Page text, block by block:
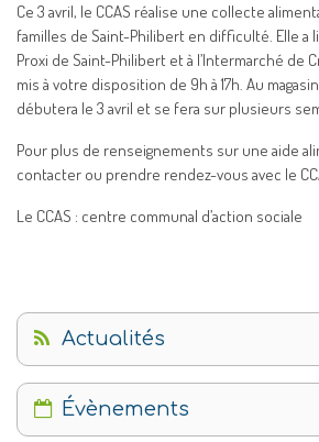
Ce 3 avril, le CCAS réalise une collecte
familles de Saint-Philibert en difficulté. Elle a
Proxi de Saint-Philibert et à l’Intermarché de
mis à votre disposition de 9h à 17h. Au
débutera le 3 avril et se fera sur plusieurs
Pour plus de renseignements sur une aide
contacter ou prendre rendez-vous avec le
Le CCAS : centre communal d’action sociale
Actualités
Évènements